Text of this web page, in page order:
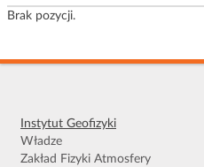
Brak pozycji.
Instytut Geofizyki
Władze
Zakład Fizyki Atmosfery